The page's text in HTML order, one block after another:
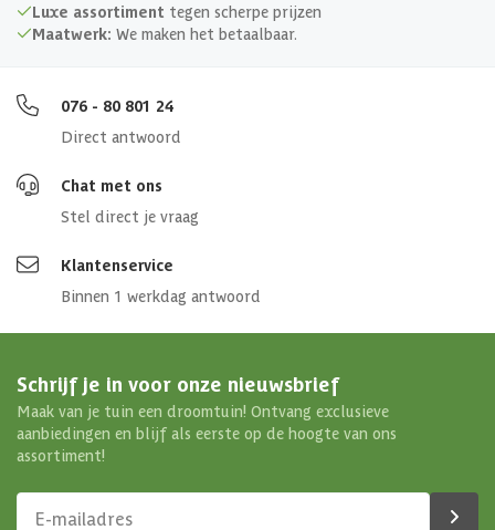
Luxe assortiment tegen scherpe prijzen
Maatwerk: We maken het betaalbaar.
076 - 80 801 24
Direct antwoord
Chat met ons
Stel direct je vraag
Klantenservice
Binnen 1 werkdag antwoord
Schrijf je in voor onze nieuwsbrief
Maak van je tuin een droomtuin! Ontvang exclusieve
aanbiedingen en blijf als eerste op de hoogte van ons
assortiment!